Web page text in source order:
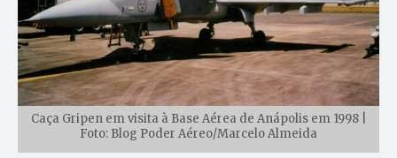
Caça Gripen em visita à Base Aérea de Anápolis em 1998 |
Foto: Blog Poder Aéreo/Marcelo Almeida